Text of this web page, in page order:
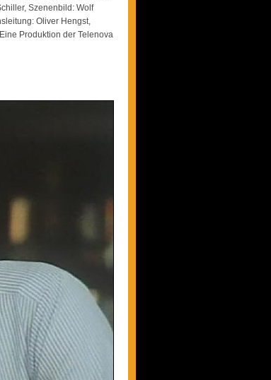
Szenenbild: Wolf
Oliver Hengst,
Produktion der Telenova